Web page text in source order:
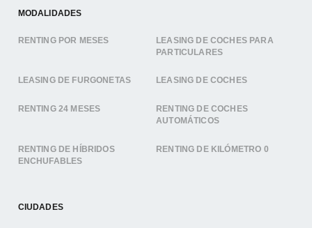
MODALIDADES
RENTING POR MESES
LEASING DE COCHES PARA
PARTICULARES
LEASING DE FURGONETAS LEASING DE COCHES
RENTING 24 MESES
RENTING DE COCHES
AUTOMÁTICOS
RENTING DE HÍBRIDOS
ENCHUFABLES
RENTING DE KILÓMETRO 0
CIUDADES